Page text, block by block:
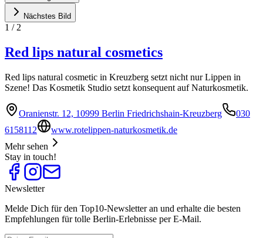
Nächstes Bild
1 / 2
Red lips natural cosmetics
Red lips natural cosmetic in Kreuzberg setzt nicht nur Lippen in
Szene! Das Kosmetik Studio setzt konsequent auf Naturkosmetik.
Oranienstr. 12, 10999 Berlin Friedrichshain-Kreuzberg
030
6158112
www.rotelippen-naturkosmetik.de
Mehr sehen
Stay in touch!
Newsletter
Melde Dich für den Top10-Newsletter an und erhalte die besten
Empfehlungen für tolle Berlin-Erlebnisse per E-Mail.